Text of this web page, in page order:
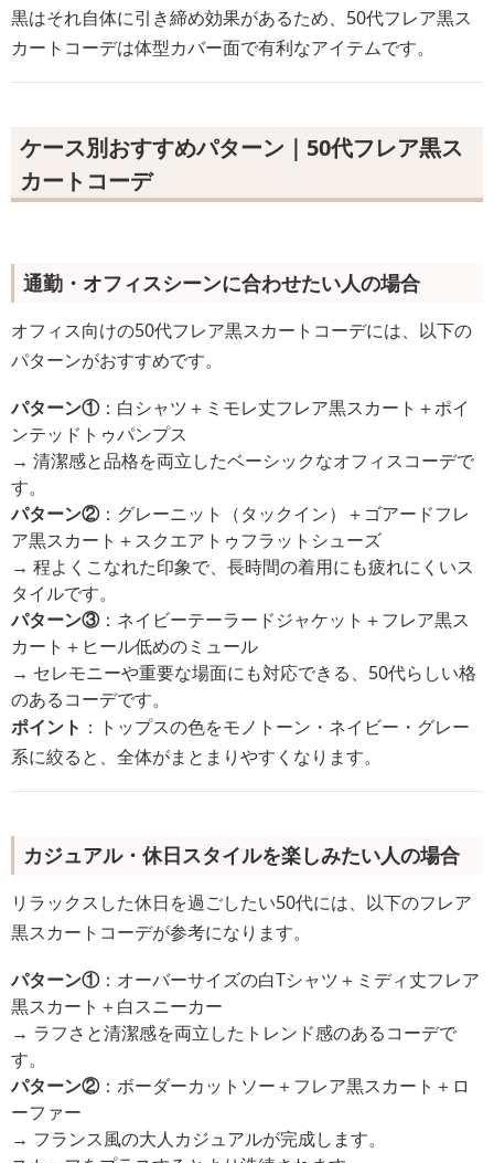
黒はそれ自体に引き締め効果があるため、50代フレア黒ス
カートコーデは体型カバー面で有利なアイテムです。
ケース別おすすめパターン｜50代フレア黒ス
カートコーデ
通勤・オフィスシーンに合わせたい人の場合
オフィス向けの50代フレア黒スカートコーデには、以下の
パターンがおすすめです。
パターン①：白シャツ＋ミモレ丈フレア黒スカート＋ポイ
ンテッドトゥパンプス
→ 清潔感と品格を両立したベーシックなオフィスコーデで
す。
パターン②：グレーニット（タックイン）＋ゴアードフレ
ア黒スカート＋スクエアトゥフラットシューズ
→ 程よくこなれた印象で、長時間の着用にも疲れにくいス
タイルです。
パターン③：ネイビーテーラードジャケット＋フレア黒ス
カート＋ヒール低めのミュール
→ セレモニーや重要な場面にも対応できる、50代らしい格
のあるコーデです。
ポイント ：トップスの色をモノトーン・ネイビー・グレー
系に絞ると、全体がまとまりやすくなります。
カジュアル・休日スタイルを楽しみたい人の場合
リラックスした休日を過ごしたい50代には、以下のフレア
黒スカートコーデが参考になります。
パターン①：オーバーサイズの白Tシャツ＋ミディ丈フレア
黒スカート＋白スニーカー
→ ラフさと清潔感を両立したトレンド感のあるコーデで
す。
パターン②：ボーダーカットソー＋フレア黒スカート＋ロ
ーファー
→ フランス風の大人カジュアルが完成します。